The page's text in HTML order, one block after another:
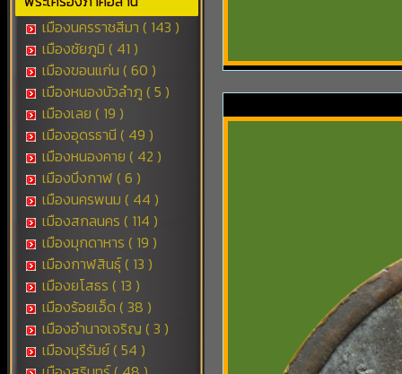
เมืองนครราชสีมา ( 143 )
เมืองชัยภูมิ ( 41 )
เมืองขอนแก่น ( 60 )
เมืองหนองบัวลำภู ( 5 )
เมืองเลย ( 19 )
เมืองอุดรธานี ( 49 )
เมืองหนองคาย ( 42 )
เมืองบึงกาฬ ( 6 )
เมืองนครพนม ( 44 )
เมืองสกลนคร ( 114 )
เมืองมุกดาหาร ( 19 )
เมืองกาฬสินธุ์ ( 13 )
เมืองยโสธร ( 13 )
เมืองร้อยเอ็ด ( 38 )
เมืองอำนาจเจริญ ( 3 )
เมืองบุรีรัมย์ ( 54 )